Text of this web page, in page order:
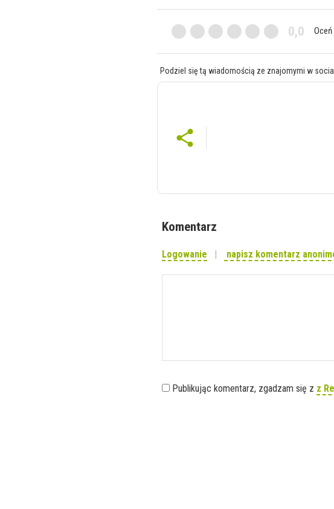
0,0
Podziel się tą wiadomością ze znajomymi w
Komentarz
Logowanie napisz komentarz
Publikując komentarz, zgadzam się z z